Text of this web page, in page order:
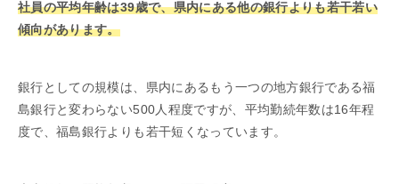
社員の平均年齢は39歳で、県内にある他の銀行よりも若干若い
傾向があります。
銀行としての規模は、県内にあるもう一つの地方銀行である福
島銀行と変わらない500人程度ですが、平均勤続年数は16年程
度で、福島銀行よりも若干短くなっています。